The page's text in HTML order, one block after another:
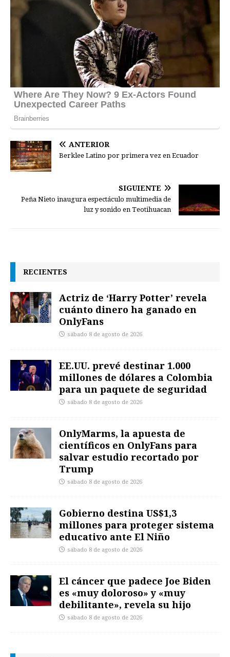
ANTERIOR
SIGUIENTE
Peña Nieto inaugura espectáculo multimedia de
luz y sonido en Teotihuacan
RECIENTES
Actriz de ‘Harry Potter’ revela
cuánto dinero ha ganado en
OnlyFans
sábado 8 de agosto de 2026
EE.UU. prevé destinar 1.000
millones de dólares a Colombia
para un paquete de seguridad
sábado 8 de agosto de 2026
OnlyMarms, la apuesta de
científicos en OnlyFans para
salvar estudio recortado por
Trump
sábado 8 de agosto de 2026
Gobierno destina US$1,3
millones para proteger sistema
educativo ante El Niño
sábado 8 de agosto de 2026
El cáncer que padece Joe Biden
es «muy doloroso» y «muy
debilitante», revela su hijo
sábado 8 de agosto de 2026